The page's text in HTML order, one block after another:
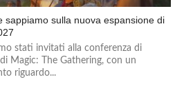
sappiamo sulla nuova espansione di
stati invitati alla conferenza di
Magic: The Gathering, con un
riguardo...